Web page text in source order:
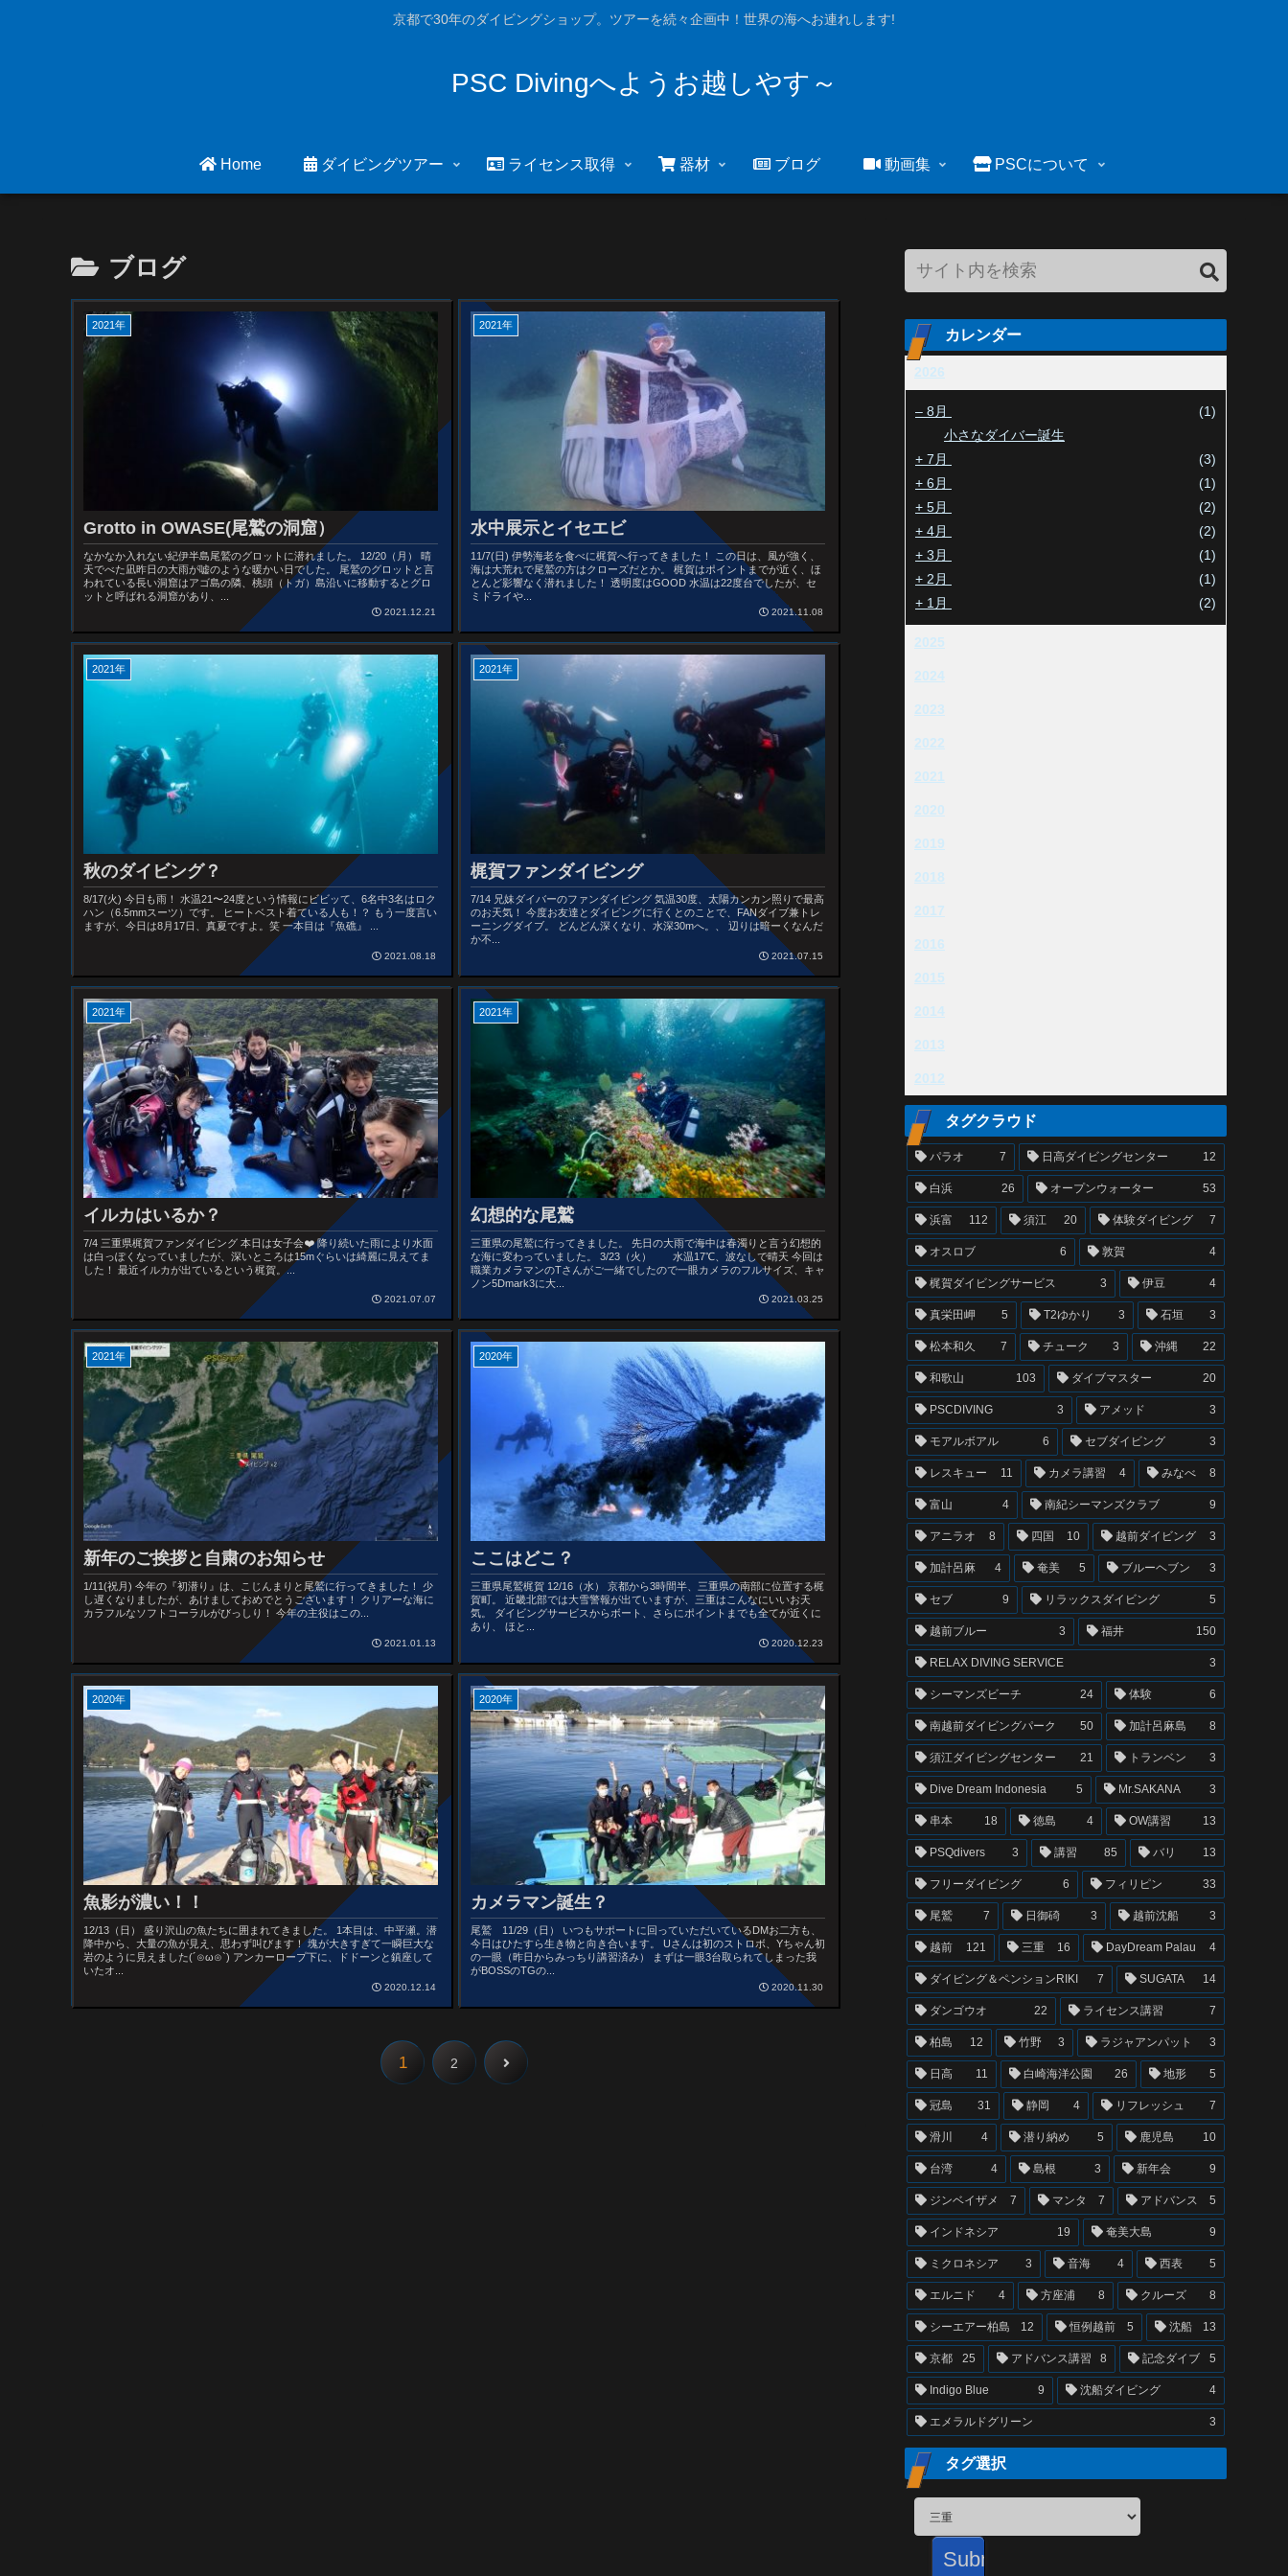
京都で30年のダイビングショップ。ツアーを続々企画中！世界の海へお連れします!
PSC Divingへようお越しやす～
Home ダイビングツアー ライセンス取得 器材 ブログ 動画集 PSCについて
ブログ
2021年
Grotto in OWASE(尾鷲の洞窟）
なかなか入れない紀伊半島尾鷲のグロットに潜れました。 12/20（月） 晴
天でべた凪昨日の大雨が嘘のような暖かい日でした。 尾鷲のグロットと言
われている長い洞窟はアゴ島の隣、桃頭（トガ）島沿いに移動するとグロ
ットと呼ばれる洞窟があり、...
2021.12.21
2021年
水中展示とイセエビ
11/7(日) 伊勢海老を食べに梶賀へ行ってきました！ この日は、風が強く、
海は大荒れで尾鷲の方はクローズだとか。 梶賀はポイントまでが近く、ほ
とんど影響なく潜れました！ 透明度はGOOD 水温は22度台でしたが、セ
ミドライや...
2021.11.08
2021年
秋のダイビング？
8/17(火) 今日も雨！ 水温21〜24度という情報にビビッて、6名中3名はロク
ハン（6.5mmスーツ）です。 ヒートベスト着ている人も！？ もう一度言い
ますが、今日は8月17日、真夏ですよ。笑 一本目は『魚礁』 ...
2021.08.18
2021年
梶賀ファンダイビング
7/14 兄妹ダイバーのファンダイビング 気温30度、太陽カンカン照りで最高
のお天気！ 今度お友達とダイビングに行くとのことで、FANダイブ兼トレ
ーニングダイブ。 どんどん深くなり、水深30mへ。、 辺りは暗ーくなんだ
か不...
2021.07.15
2021年
イルカはいるか？
7/4 三重県梶賀ファンダイビング 本日は女子会❤️ 降り続いた雨により水面
は白っぽくなっていましたが、深いところは15mぐらいは綺麗に見えてま
した！ 最近イルカが出ているという梶賀。...
2021.07.07
2021年
幻想的な尾鷲
三重県の尾鷲に行ってきました。 先日の大雨で海中は春濁りと言う幻想的
な海に変わっていました。 3/23（火） 水温17℃、波なしで晴天 今回は
職業カメラマンのTさんがご一緒でしたので一眼カメラのフルサイズ、キャ
ノン5Dmark3に大...
2021.03.25
2021年
新年のご挨拶と自粛のお知らせ
1/11(祝月) 今年の『初潜り』は、こじんまりと尾鷲に行ってきました！ 少
し遅くなりましたが、あけましておめでとうございます！ クリアーな海に
カラフルなソフトコーラルがびっしり！ 今年の主役はこの...
2021.01.13
2020年
ここはどこ？
三重県尾鷲梶賀 12/16（水） 京都から3時間半、三重県の南部に位置する梶
賀町。 近畿北部では大雪警報が出ていますが、三重はこんなにいいお天
気。 ダイビングサービスからボート、さらにポイントまでも全てが近くに
あり、 ほと...
2020.12.23
2020年
魚影が濃い！！
12/13（日） 盛り沢山の魚たちに囲まれてきました。 1本目は、中平瀬。潜
降中から、大量の魚が見え、思わず叫びます！ 塊が大きすぎて一瞬巨大な
岩のように見えました(´⊙ω⊙`) アンカーロープ下に、ドドーンと鎮座して
いたオ...
2020.12.14
2020年
カメラマン誕生？
尾鷲 11/29（日） いつもサポートに回っていただいているDMお二方も、
今日はひたすら生き物と向き合います。 Uさんは初のストロボ、Yちゃん初
の一眼（昨日からみっちり講習済み） まずは一眼3台取られてしまった我
がBOSSのTGの...
2020.11.30
1 2
カレンダー
2026
– 8月
(1)
小さなダイバー誕生
+ 7月
(3)
+ 6月
(1)
+ 5月
(2)
+ 4月
(2)
+ 3月
(1)
+ 2月
(1)
+ 1月 (2)
2025
2024
2023
2022
2021
2020
2019
2018
2017
2016
2015
2014
2013
2012
タグクラウド
パラオ 7 日高ダイビングセンター 12
白浜 26 オープンウォーター 53
浜富 112 須江 20 体験ダイビング 7
オスロブ 6 敦賀 4
梶賀ダイビングサービス 3 伊豆 4
真栄田岬 5 T2ゆかり 3 石垣 3
松本和久 7 チューク 3 沖縄 22
和歌山 103 ダイブマスター 20
PSCDIVING 3 アメッド 3
モアルボアル 6 セブダイビング 3
レスキュー 11 カメラ講習 4 みなべ 8
富山 4 南紀シーマンズクラブ 9
アニラオ 8 四国 10 越前ダイビング 3
加計呂麻 4 奄美 5 ブルーヘブン 3
セブ 9 リラックスダイビング 5
越前ブルー 3 福井 150
RELAX DIVING SERVICE 3
シーマンズビーチ 24 体験 6
南越前ダイビングパーク 50 加計呂麻島 8
須江ダイビングセンター 21 トランベン 3
Dive Dream Indonesia 5 Mr.SAKANA 3
串本 18 徳島 4 OW講習 13
PSQdivers 3 講習 85 バリ 13
フリーダイビング 6 フィリピン 33
尾鷲 7 日御碕 3 越前沈船 3
越前 121 三重 16 DayDream Palau 4
ダイビング＆ペンションRIKI 7 SUGATA 14
ダンゴウオ 22 ライセンス講習 7
柏島 12 竹野 3 ラジャアンパット 3
日高 11 白崎海洋公園 26 地形 5
冠島 31 静岡 4 リフレッシュ 7
滑川 4 潜り納め 5 鹿児島 10
台湾 4 島根 3 新年会 9
ジンベイザメ 7 マンタ 7 アドバンス 5
インドネシア 19 奄美大島 9
ミクロネシア 3 音海 4 西表 5
エルニド 4 方座浦 8 クルーズ 8
シーエアー柏島 12 恒例越前 5 沈船 13
京都 25 アドバンス講習 8 記念ダイブ 5
Indigo Blue 9 沈船ダイビング 4
エメラルドグリーン 3
タグ選択